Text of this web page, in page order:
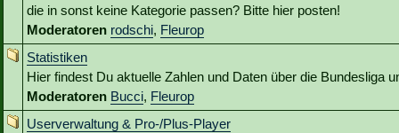
die in sonst keine Kategorie passen? Bitte hier posten!
Moderatoren rodschi, Fleurop
Statistiken
Hier findest Du aktuelle Zahlen und Daten über die Bundesliga
Moderatoren Bucci, Fleurop
Userverwaltung & Pro-/Plus-Player